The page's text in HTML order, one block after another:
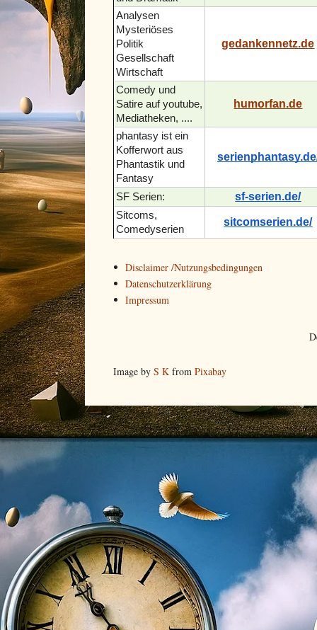
Analysen
Mysteriöses
Politik
Gesellschaft
Wirtschaft
gedankennetz.de
Comedy und
Satire auf youtube,
Mediatheken, ....
humorfan.de
phantasy ist ein
Kofferwort aus
Phantastik und
Fantasy
SF Serien: sf-serien.de/
Sitcoms,
Comedyserien
sitcomserien.de/
Disclaimer /Nutzungsbedingungen
Datenschutzerklärung
Impressum
Image by S K from Pixabay